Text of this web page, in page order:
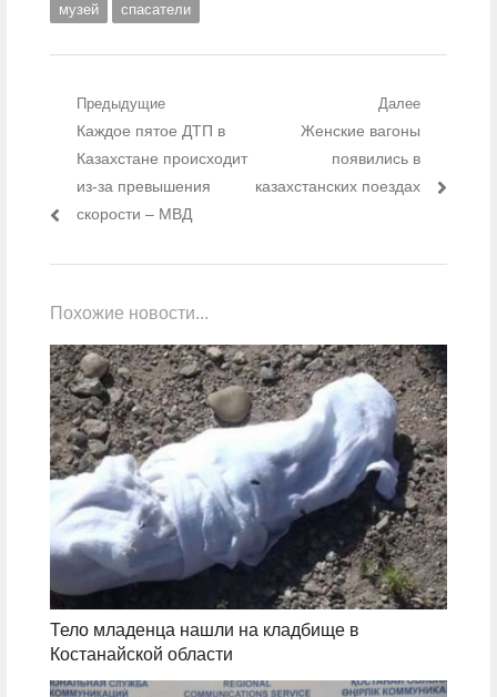
музей спасатели
Навигация по записям
Предыдущие
Предыдущий пост:
Каждое пятое ДТП в
Казахстане происходит
из-за превышения
скорости – МВД
Далее
Следующий пост:
Женские вагоны
появились в
казахстанских поездах
Похожие новости...
Тело младенца нашли на кладбище в
Костанайской области